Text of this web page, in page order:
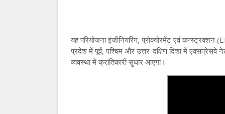
यह परियोजना इंजीनियरिंग, प्रोक्योरमेंट एवं कन्स्ट्रक्शन
प्रदेश में पूर्व, पश्चिम और उत्तर-दक्षिण दिशा में एक्सप्रेसवे
व्यवस्था में क्रांतिकारी सुधार आएगा।